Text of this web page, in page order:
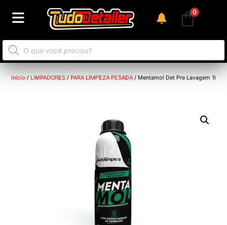
0
Início / LIMPADORES / PARA LIMPEZA PESADA / Mentamol Det Pre Lavagem 1l